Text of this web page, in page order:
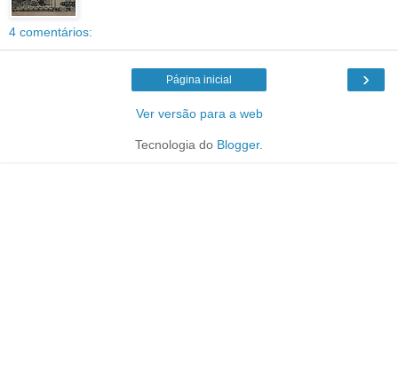
4 comentários:
›
Página inicial
Ver versão para a web
Tecnologia do Blogger.